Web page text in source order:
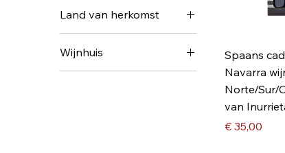
€ 8 € 35
Land van herkomst
Wijnhuis
Bodega Inurrieta,
Spaans
Navarra
Norte/Sur/
van
Prijs
€ 35,00